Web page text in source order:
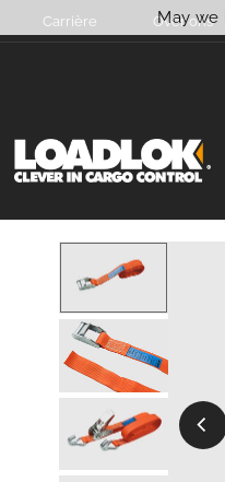
Skip naar inhoud
Carrière Over ons
May we